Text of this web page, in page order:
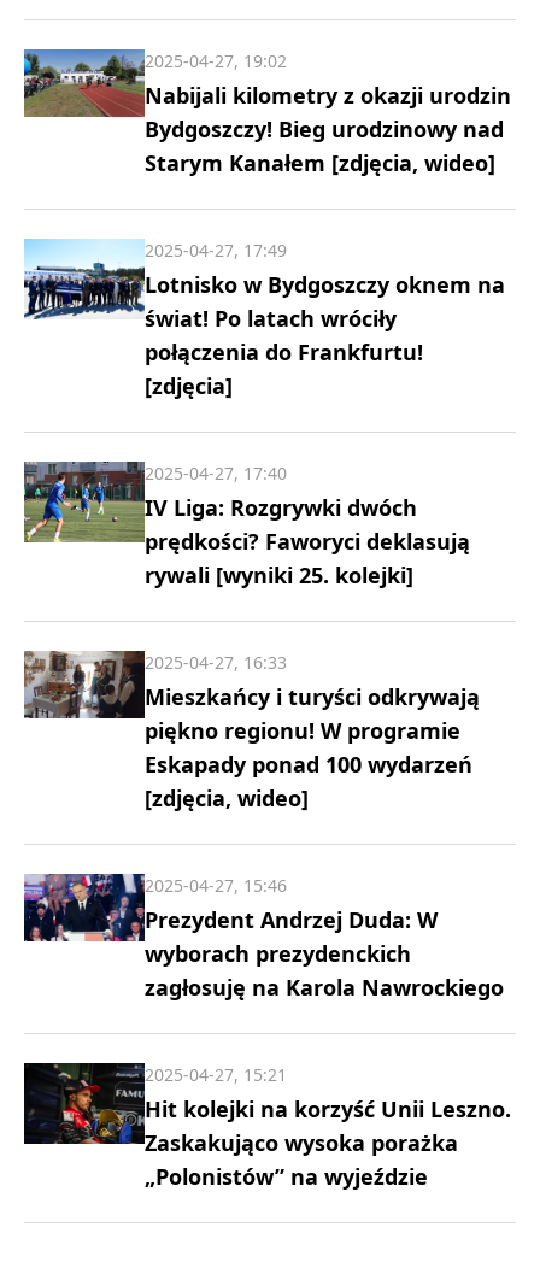
Nabijali kilometry z okazji urodzin
Bydgoszczy! Bieg urodzinowy nad
Starym Kanałem [zdjęcia, wideo]
2025-04-27, 19:02
Lotnisko w Bydgoszczy oknem na
świat! Po latach wróciły
połączenia do Frankfurtu!
[zdjęcia]
2025-04-27, 17:49
IV Liga: Rozgrywki dwóch
prędkości? Faworyci deklasują
rywali [wyniki 25. kolejki]
2025-04-27, 17:40
Mieszkańcy i turyści odkrywają
piękno regionu! W programie
Eskapady ponad 100 wydarzeń
[zdjęcia, wideo]
2025-04-27, 16:33
Prezydent Andrzej Duda: W
wyborach prezydenckich
zagłosuję na Karola Nawrockiego
2025-04-27, 15:46
Hit kolejki na korzyść Unii Leszno.
Zaskakująco wysoka porażka
„Polonistów” na wyjeździe
2025-04-27, 15:21